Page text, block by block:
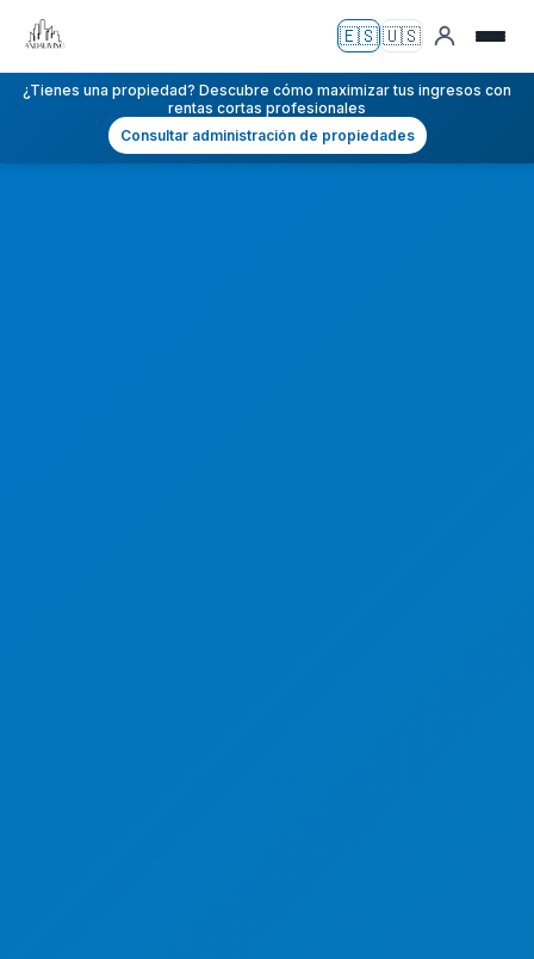
¿Tienes una propiedad? Descubre cómo maximizar tus ingresos con
rentas cortas profesionales
Consultar administración de propiedades
🇪🇸
Español
🇺🇸
English